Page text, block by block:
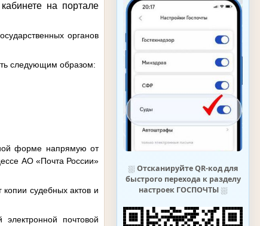
⛆ Отсканируйте QR-код для
быстрого перехода к разделу
настроек ГОСПОЧТЫ⛆
на портале
органов
следующим образом:
форме напрямую от
АО «Почта России»
копии судебных актов и
электронной почтовой